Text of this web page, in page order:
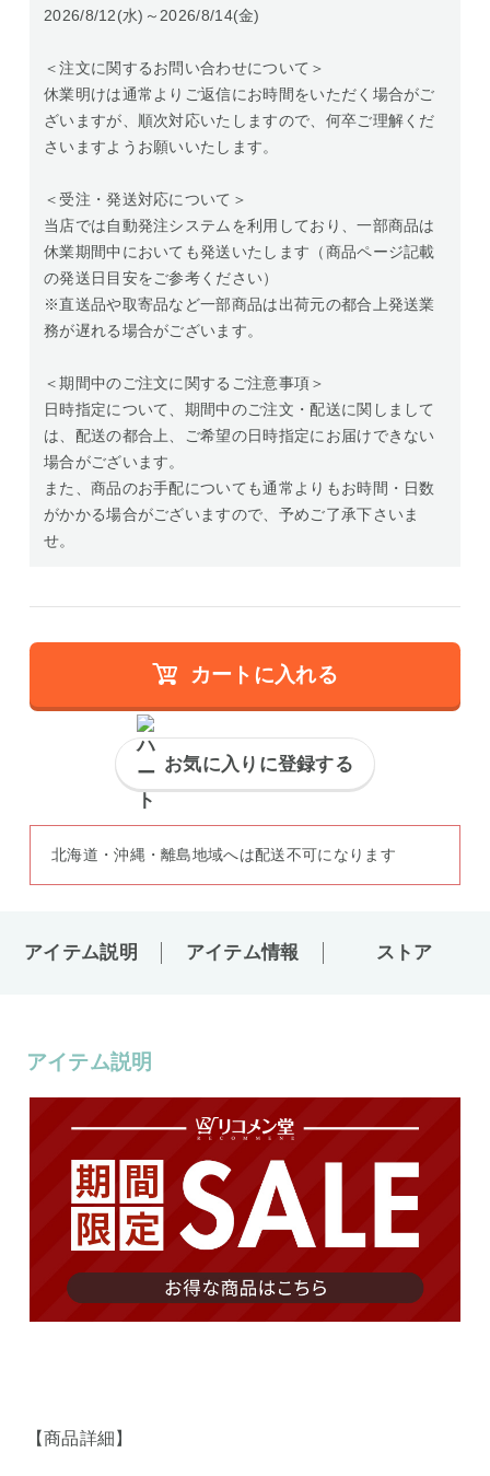
2026/8/12(水)～2026/8/14(金)
＜注文に関するお問い合わせについて＞
休業明けは通常よりご返信にお時間をいただく場合がご
ざいますが、順次対応いたしますので、何卒ご理解くだ
さいますようお願いいたします。
＜受注・発送対応について＞
当店では自動発注システムを利用しており、一部商品は
休業期間中においても発送いたします（商品ページ記載
の発送日目安をご参考ください）
※直送品や取寄品など一部商品は出荷元の都合上発送業
務が遅れる場合がございます。
＜期間中のご注文に関するご注意事項＞
日時指定について、期間中のご注文・配送に関しまして
は、配送の都合上、ご希望の日時指定にお届けできない
場合がございます。
また、商品のお手配についても通常よりもお時間・日数
がかかる場合がございますので、予めご了承下さいま
せ。
カートに入れる
お気に入りに登録する
北海道・沖縄・離島地域へは配送不可になります
アイテム説明 アイテム情報 ストア
アイテム説明
【商品詳細】